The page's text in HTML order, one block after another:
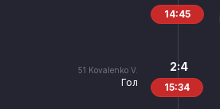
14:45
51 Kovalenko V.
Гол
2:4
15:34